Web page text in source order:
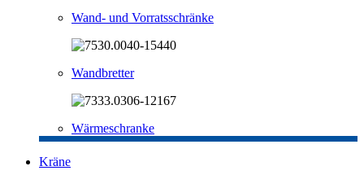
Wand- und Vorratsschränke
Wandbretter
Wärmeschranke
Kräne